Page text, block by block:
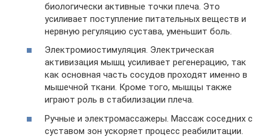
биологически активные точки плеча. Это
усиливает поступление питательных веществ и
нервную регуляцию сустава, уменьшит боль.
Электромиостимуляция. Электрическая
активизация мышц усиливает регенерацию, так
как основная часть сосудов проходят именно в
мышечной ткани. Кроме того, мышцы также
играют роль в стабилизации плеча.
Ручные и электромассажеры. Массаж соседних с
суставом зон ускоряет процесс реабилитации.